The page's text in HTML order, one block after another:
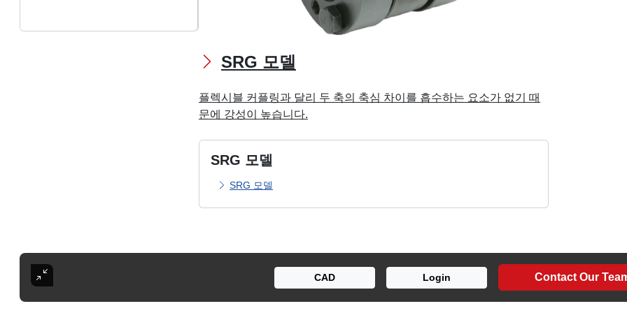
SRG 모델
플렉시블 커플링과 달리 두 축의 축심 차이를 흡수하는 요소가 없기 때
문에 강성이 높습니다.
SRG 모델
SRG 모델
CAD Login Contact Our